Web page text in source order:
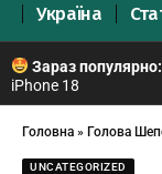
Україна
Зараз популярно:
iPhone 18
Головна » Голова
UNCATEGORIZED